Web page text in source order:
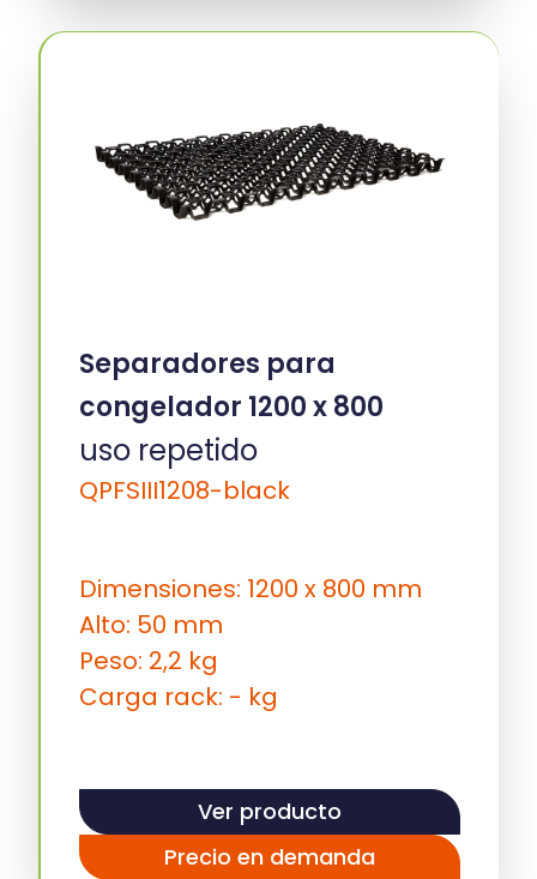
Separadores para
congelador 1200 x 800
uso repetido
QPFSIII1208-black
Dimensiones: 1200 x 800 mm
Alto: 50 mm
Peso: 2,2 kg
Carga rack: - kg
Ver producto
Precio en demanda